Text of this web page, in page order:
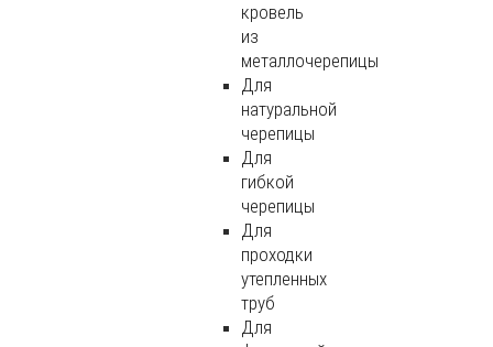
кровель
из
металлочерепицы
Для
натуральной
черепицы
Для
гибкой
черепицы
Для
проходки
утепленных
труб
Для